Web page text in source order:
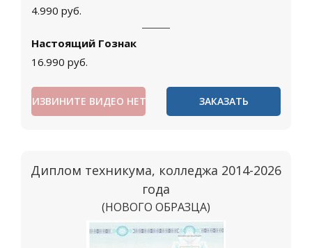
4.990 руб.
Настоящий Гознак
16.990 руб.
ИЗВИНИТЕ ВИДЕО НЕТ ЗАКАЗАТЬ
Диплом техникума, колледжа 2014-2026
года
(НОВОГО ОБРАЗЦА)
Москва